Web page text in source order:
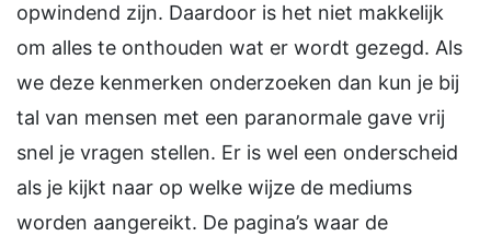
opwindend zijn. Daardoor is het niet makkelijk
om alles te onthouden wat er wordt gezegd. Als
we deze kenmerken onderzoeken dan kun je bij
tal van mensen met een paranormale gave vrij
snel je vragen stellen. Er is wel een onderscheid
als je kijkt naar op welke wijze de mediums
worden aangereikt. De pagina’s waar de